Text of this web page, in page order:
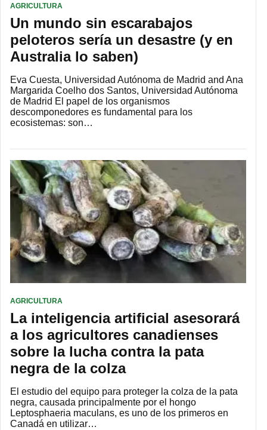
AGRICULTURA
Un mundo sin escarabajos
peloteros sería un desastre (y en
Australia lo saben)
Eva Cuesta, Universidad Autónoma de Madrid and Ana
Margarida Coelho dos Santos, Universidad Autónoma
de Madrid El papel de los organismos
descomponedores es fundamental para los
ecosistemas: son…
AGRICULTURA
La inteligencia artificial asesorará
a los agricultores canadienses
sobre la lucha contra la pata
negra de la colza
El estudio del equipo para proteger la colza de la pata
negra, causada principalmente por el hongo
Leptosphaeria maculans, es uno de los primeros en
Canadá en utilizar…